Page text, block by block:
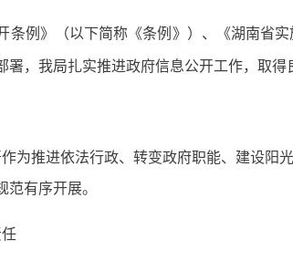
条例》（以下简称《条例》）、《湖南省
，我局扎实推进政府信息公开工作，取得
为推进依法行政、转变政府职能、建设阳
有序开展。